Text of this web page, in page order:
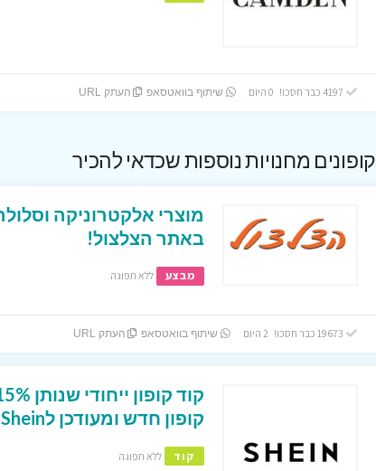
שיתוף בוואטסאפ העתק URL
קופונים מחנויות נוספות שכדאי להכיר
מוצרי אלקטרוניקה
באתר הצלצול!
מבצע ללא תפוגה
שיתוף בוואטסאפ העתק URL
קופון חדש ומעודכן לShein ישראל
קוד ללא תפוגה